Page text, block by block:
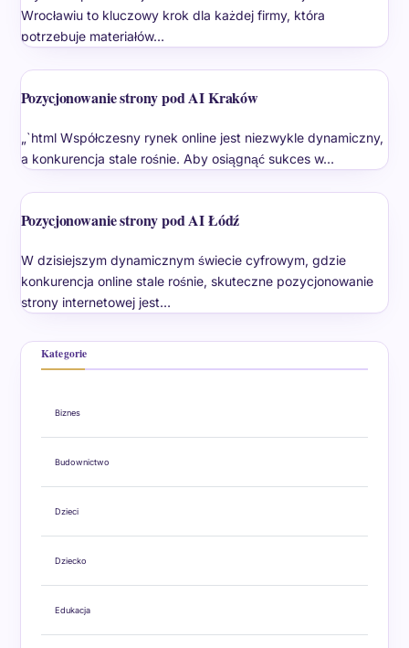
Wrocławiu to kluczowy krok dla każdej firmy, która
potrzebuje materiałów…
Pozycjonowanie strony pod AI Kraków
„`html Współczesny rynek online jest niezwykle dynamiczny,
a konkurencja stale rośnie. Aby osiągnąć sukces w…
Pozycjonowanie strony pod AI Łódź
W dzisiejszym dynamicznym świecie cyfrowym, gdzie
konkurencja online stale rośnie, skuteczne pozycjonowanie
strony internetowej jest…
Kategorie
Biznes
Budownictwo
Dzieci
Dziecko
Edukacja